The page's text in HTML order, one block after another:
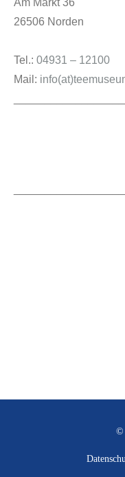
Am Markt 36
26506 Norden
Tel.: 04931 – 12100
Mail:
©